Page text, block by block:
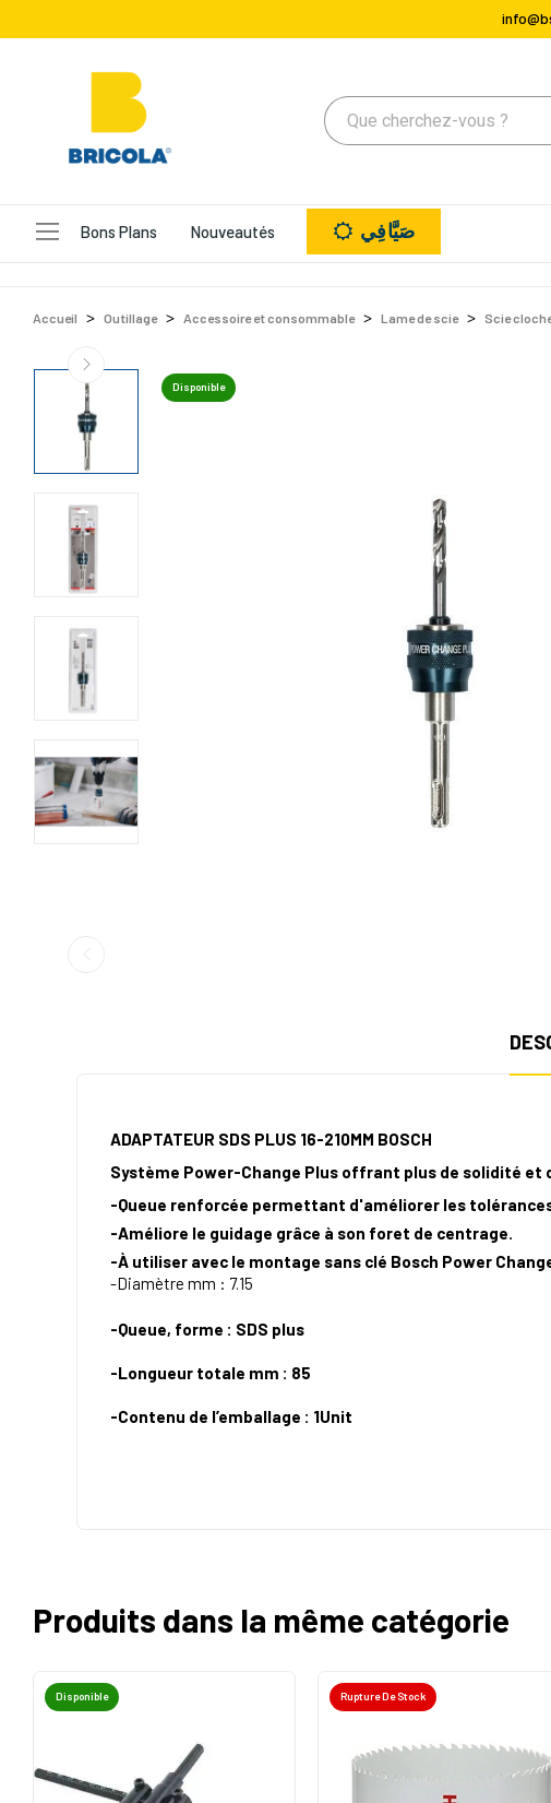
Bons Plans Nouveautés صَيَّافِي
Accueil Outillage Accessoire et consommable Lame de scie Scie
Disponible
ADAPTATEUR SDS PLUS 16-210MM BOSCH
Système Power-Change Plus offrant plus de solidité et
-Queue renforcée permettant d'améliorer les
-Améliore le guidage grâce à son foret de centrage.
-À utiliser avec le montage sans clé Bosch Power
-Diamètre mm : 7.15
-Queue, forme : SDS plus
-Longueur totale mm : 85
-Contenu de l’emballage : 1Unit
Produits dans la même catégorie
Disponible Rupture De Stock